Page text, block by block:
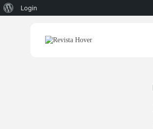
Sobre
WordPress
Login
Search
for: